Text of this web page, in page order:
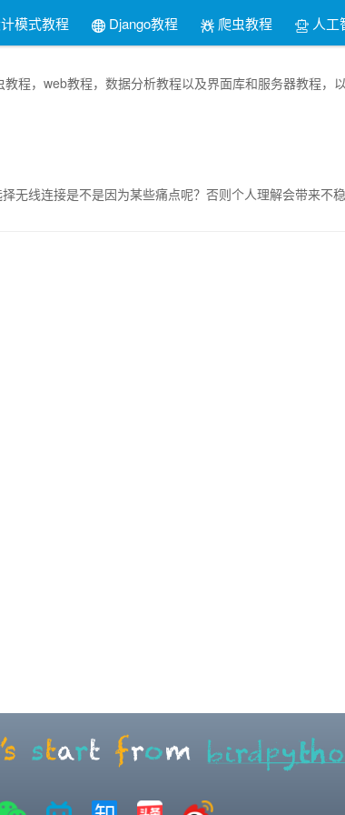
模式教程 Django教程 爬虫教程 人工
程，web教程，数据分析教程以及界面库和服务器教程
无线连接是不是因为某些痛点呢？否则个人理解会带来不